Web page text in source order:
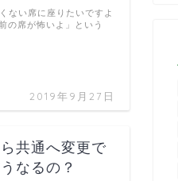
2019年9月27日
ない席に座りたいですよ
の席が怖いよ」という
共通へ変更で
なるの？